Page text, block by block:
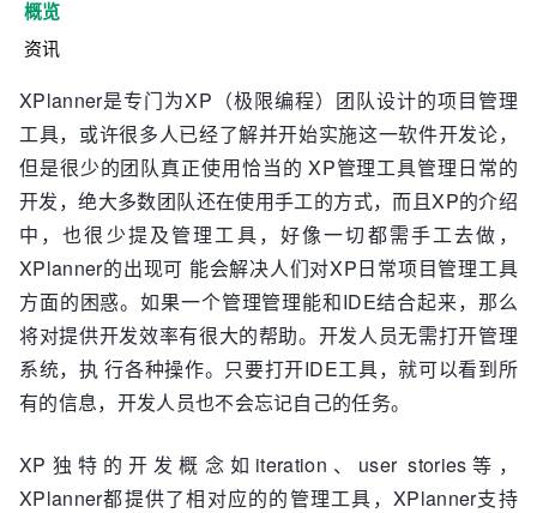
概览
资讯
XPlanner是专门为XP（极限编程）团队设计的项目管理
工具，或许很多人已经了解并开始实施这一软件开发论，
但是很少的团队真正使用恰当的 XP管理工具管理日常的
开发，绝大多数团队还在使用手工的方式，而且XP的介绍
中，也很少提及管理工具，好像一切都需手工去做，
XPlanner的出现可 能会解决人们对XP日常项目管理工具
方面的困惑。如果一个管理管理能和IDE结合起来，那么
将对提供开发效率有很大的帮助。开发人员无需打开管理
系统，执 行各种操作。只要打开IDE工具，就可以看到所
有的信息，开发人员也不会忘记自己的任务。
XP独特的开发概念如iteration、user stories等，
XPlanner都提供了相对应的的管理工具，XPlanner支持